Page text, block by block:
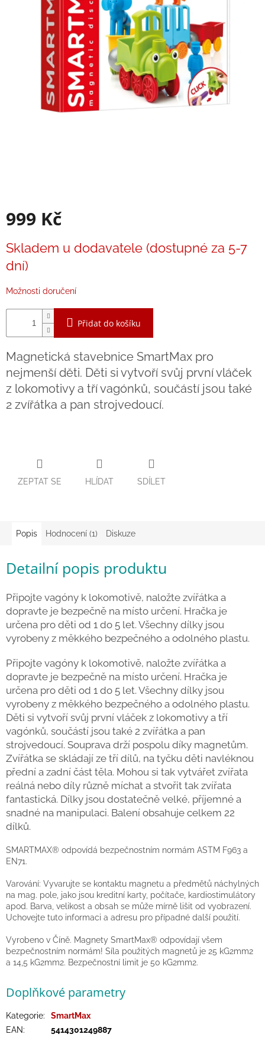
Prodávané
moře,
do
školy
Hračky
tématu
Látkové
panenky
a
zvířátka
Společenské
hry
Šátky
Tvoření
Dárkové
poukazy
Doplňky
pro
děti
Značky
CZK
/
999 Kč
cena:
Skladem u dodavatele (dostupné za 5-7
dní)
Možnosti doručení
Přidat do košíku
Magnetická stavebnice SmartMax pro
nejmenší děti. Děti si vytvoří svůj první vláček
z lokomotivy a tří vagónků, součástí jsou také
2 zvířátka a pan strojvedoucí.
ZEPTAT SE HLÍDAT SDÍLET
Popis Hodnocení (1) Diskuze
Detailní popis produktu
Připojte vagóny k lokomotivě, naložte zvířátka a
dopravte je bezpečně na místo určení. Hračka je
určena pro děti od 1 do 5 let. Všechny dílky jsou
vyrobeny z měkkého bezpečného a odolného plastu.
Připojte vagóny k lokomotivě, naložte zvířátka a
dopravte je bezpečně na místo určení. Hračka je
určena pro děti od 1 do 5 let. Všechny dílky jsou
vyrobeny z měkkého bezpečného a odolného plastu.
Děti si vytvoří svůj první vláček z lokomotivy a tří
vagónků, součástí jsou také 2 zvířátka a pan
strojvedoucí. Souprava drží pospolu díky magnetům.
Zvířátka se skládají ze tří dílů, na tyčku děti navléknou
přední a zadní část těla. Mohou si tak vytvářet zvířata
reálná nebo díly různě míchat a stvořit tak zvířata
fantastická. Dílky jsou dostatečně velké, příjemné a
snadné na manipulaci. Balení obsahuje celkem 22
dílků.
SMARTMAX® odpovídá bezpečnostním normám ASTM F963 a
EN71.
Varování: Vyvarujte se kontaktu magnetu a předmětů náchylných
na mag. pole, jako jsou kreditní karty, počítače, kardiostimulátory
apod. Barva, velikost a obsah se může mírně lišit od vyobrazení.
Uchovejte tuto informaci a adresu pro případné další použití.
Vyrobeno v Číně. Magnety SmartMax® odpovídají všem
bezpečnostním normám! Síla použitých magnetů je 25 kG2mm2
a 14,5 kG2mm2. Bezpečnostní limit je 50 kG2mm2.
Doplňkové parametry
Kategorie:
SmartMax
EAN: 5414301249887